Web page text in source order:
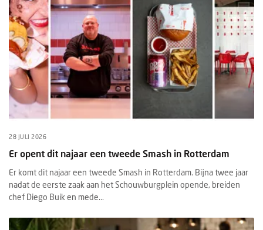
28 JULI 2026
Er opent dit najaar een tweede Smash in Rotterdam
Er komt dit najaar een tweede Smash in Rotterdam. Bijna twee jaar
nadat de eerste zaak aan het Schouwburgplein opende, breiden
chef Diego Buik en mede...